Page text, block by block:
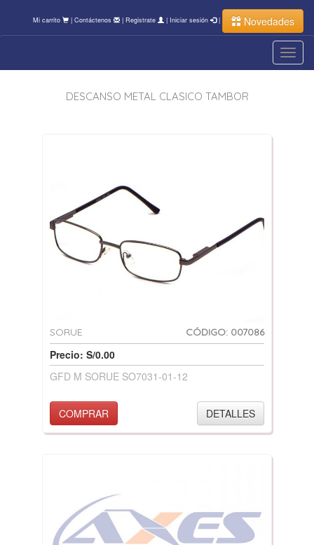
Mi carrito | Contáctenos | Registrate | Iniciar sesión | Novedades
DESCANSO METAL CLASICO TAMBOR
SORUE CÓDIGO: 007086
Precio: S/0.00
GFD M SORUE SO7031-01-12
COMPRAR DETALLES